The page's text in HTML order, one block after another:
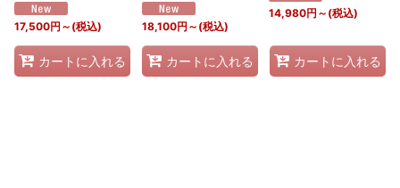
17,500円 ～ (税込)
カートに入れる
18,100円 ～ (税込)
カートに入れる
14,980円 ～ (税込)
カートに入れる